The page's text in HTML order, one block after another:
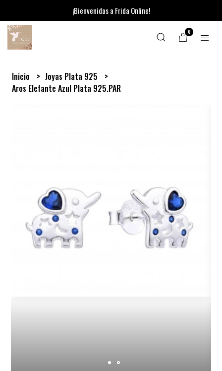
¡Bienvenidas a Frida Online!
0
Inicio
Joyas Plata 925
Aros Elefante Azul Plata 925.PAR